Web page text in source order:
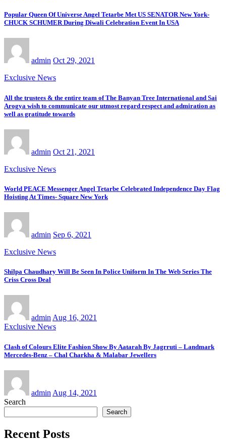
Popular Queen Of Universe Angel Tetarbe Met US SENATOR New York-
CHUCK SCHUMER During Diwali Celebration Event In USA
admin Oct 29, 2021
Exclusive News
All the trustees & the entire team of The Banyan Tree International and Sai
Arogya wish to communicate our utmost regard respect and admiration as
well as gratitude towards
admin Oct 21, 2021
Exclusive News
World PEACE Messenger Angel Tetarbe Celebrated Independence Day Flag
Hoisting At Times- Square New York
admin Sep 6, 2021
Exclusive News
Shilpa Chaudhary Will Be Seen In Police Uniform In The Web Series The
Criss Cross Deal
adminAug 16, 2021
Exclusive News
Clash of Colours Elite Fashion Show By Aatarah By Jagrruti – Landmark
Mercedes-Benz – Chal Charkha & Malabar Jewellers
admin Aug 14, 2021
Search
Search
Recent Posts